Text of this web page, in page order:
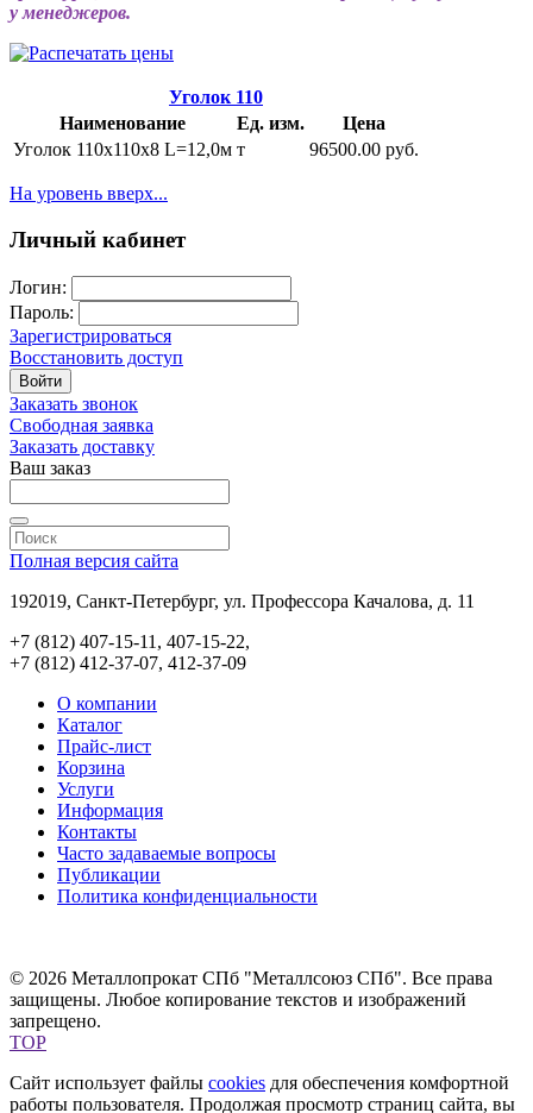
у менеджеров.
Наименование Ед. изм. Цена
Уголок 110
Уголок 110х110х8 L=12,0м т 96500.00 руб.
На уровень вверх...
Личный кабинет
Логин:
Пароль:
Зарегистрироваться
Восстановить доступ
Войти
Заказать звонок
Свободная заявка
Заказать доставку
Ваш заказ
Полная версия сайта
192019, Санкт-Петербург, ул. Профессора Качалова, д. 11
+7 (812) 407-15-11, 407-15-22,
+7 (812) 412-37-07, 412-37-09
О компании
Каталог
Прайс-лист
Корзина
Услуги
Информация
Контакты
Часто задаваемые вопросы
Публикации
Политика конфиденциальности
© 2026 Металлопрокат СПб "Металлсоюз СПб". Все права
защищены. Любое копирование текстов и изображений
запрещено.
TOP
Сайт использует файлы cookies для обеспечения комфортной
работы пользователя. Продолжая просмотр страниц сайта, вы